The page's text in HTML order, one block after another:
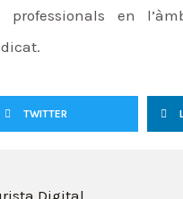
en
TWITTER